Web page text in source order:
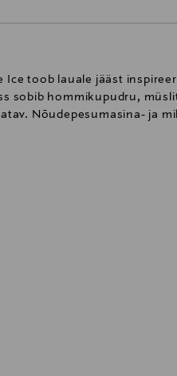
toob lauale jääst
sobib hommikupudru,
Nõudepesumasina- ja